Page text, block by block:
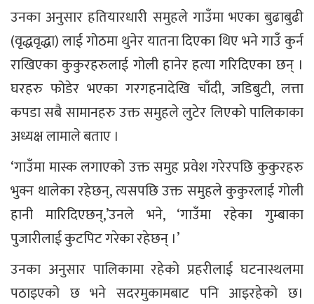
उनका अनुसार हतियारधारी समुहले गाउँमा भएका बुढाबुढी
(वृद्धवृद्धा) लाई गोठमा थुनेर यातना दिएका थिए भने गाउँ कुर्न
राखिएका कुकुरहरुलाई गोली हानेर हत्या गरिदिएका छन् ।
घरहरु फोडेर भएका गरगहनादेखि चाँदी, जडिबुटी, लत्ता
कपडा सबै सामानहरु उक्त समुहले लुटेर लिएको पालिकाका
अध्यक्ष लामाले बताए ।
‘गाउँमा मास्क लगाएको उक्त समुह प्रवेश गरेरपछि कुकुरहरु
भुक्न थालेका रहेछन्, त्यसपछि उक्त समुहले कुकुरलाई गोली
हानी मारिदिएछन्,’उनले भने, ‘गाउँमा रहेका गुम्बाका
पुजारीलाई कुटपिट गरेका रहेछन् ।’
उनका अनुसार पालिकामा रहेको प्रहरीलाई घटनास्थलमा
पठाइएको छ भने सदरमुकामबाट पनि आइरहेको छ।